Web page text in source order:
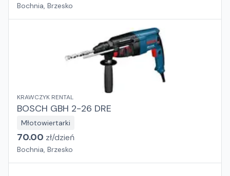
Bochnia, Brzesko
KRAWCZYK RENTAL
BOSCH GBH 2-26 DRE
Młotowiertarki
70.00 zł/dzień
Bochnia, Brzesko